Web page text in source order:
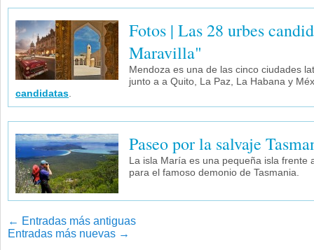
Fotos | Las 28 urbes
Maravilla"
Mendoza es una de las cinco ciudades
junto a a Quito, La Paz, La Habana y
candidatas
Paseo por la salvaje
La isla María es una pequeña isla frente
para el famoso demonio de Tasmania.
Navegador de artículos
← Entradas más antiguas
Entradas más nuevas →